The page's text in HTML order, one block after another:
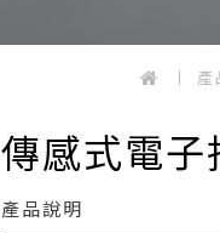
產
傳感式電
產品說明